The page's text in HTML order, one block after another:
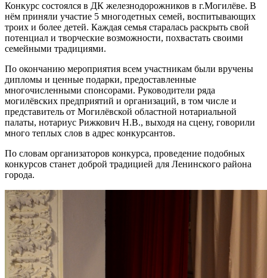
Конкурс состоялся в ДК железнодорожников в г.Могилёве. В
нём приняли участие 5 многодетных семей, воспитывающих
троих и более детей. Каждая семья старалась раскрыть свой
потенциал и творческие возможности, похвастать своими
семейными традициями.
По окончанию мероприятия всем участникам были вручены
дипломы и ценные подарки, предоставленные
многочисленными спонсорами. Руководители ряда
могилёвских предприятий и организаций, в том числе и
представитель от Могилёвской областной нотариальной
палаты, нотариус Рижкович Н.В., выходя на сцену, говорили
много теплых слов в адрес конкурсантов.
По словам организаторов конкурса, проведение подобных
конкурсов станет доброй традицией для Ленинского района
города.